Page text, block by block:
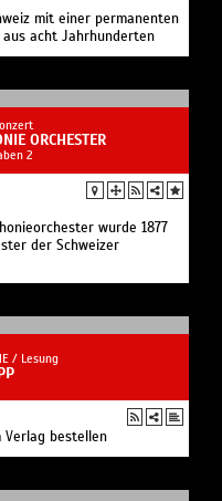
mit einer permanenten
acht Jahrhunderten
ORCHESTER
2
wurde 1877
der Schweizer
/ Lesung
bestellen